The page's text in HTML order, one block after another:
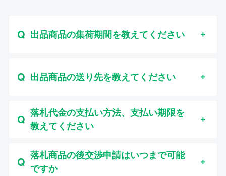
出品商品の集荷期間を教えてください
出品商品の送り先を教えてください
落札代金の支払い方法、支払い期限を
教えてください
落札商品の後交渉申請はいつまで可能
ですか